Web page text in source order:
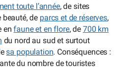
toute l’année, de sites
beauté, de parcs et de réserves,
enfaune et en flore, de 700 km
du nord au sud et surtout
sa population. Conséquences :
du nombre de touristes